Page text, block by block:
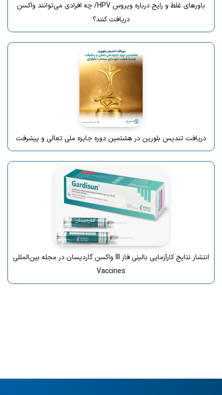
باورهای غلط و رایج درباره ویروس HPV/ چه افرادی می‌توانند واکسن
دریافت کنند؟
دریافت تندیس بلورین در هشتمین دوره جایزه ملی تعالی و پیشرفت
انتشار نتایج کارآزمایی بالینی فاز III واکسن گاردیسان در مجله بین‌المللی
Vaccines